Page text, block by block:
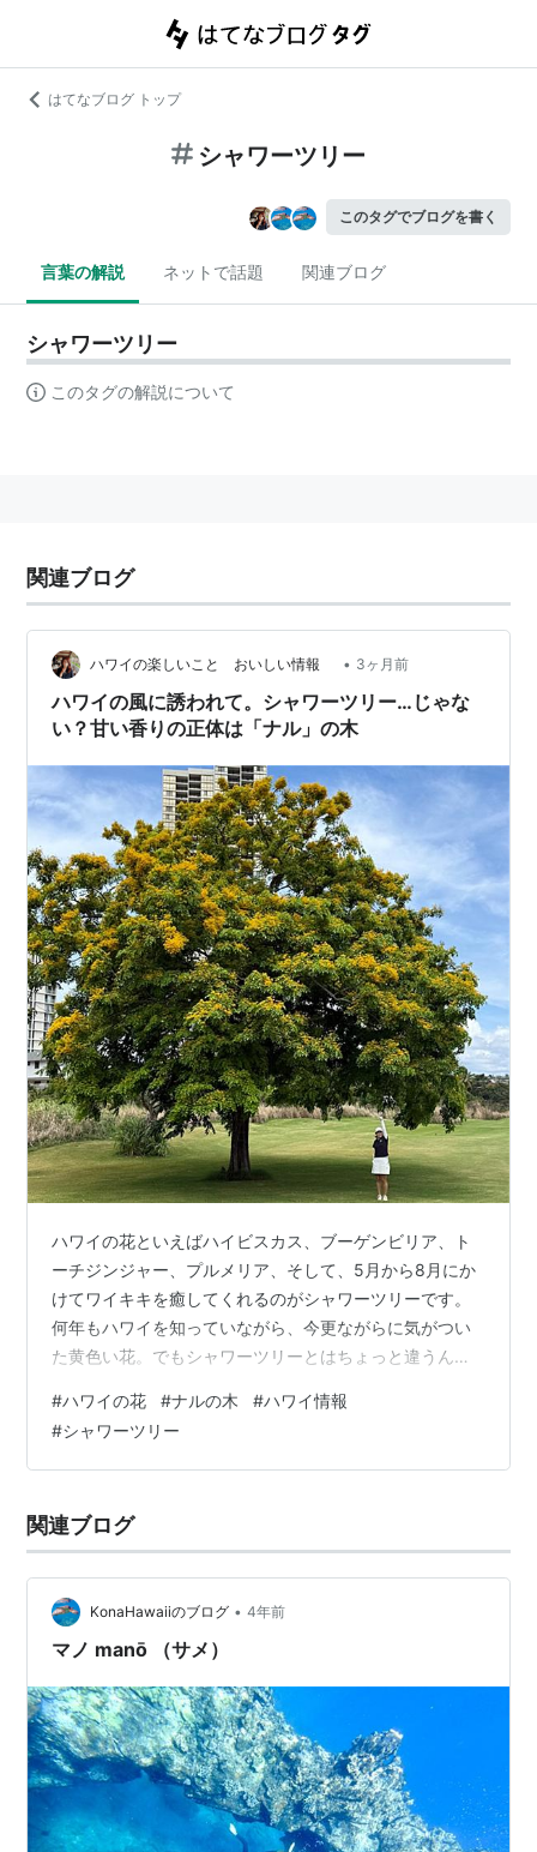
はてなブログ トップ
シャワーツリー
このタグでブログを書く
言葉の解説 ネットで話題 関連ブログ
シャワーツリー
このタグの解説について
関連ブログ
ハワイの楽しいこと おいしい情報 • 3ヶ月前
ハワイの風に誘われて。シャワーツリー…じゃな
い？甘い香りの正体は「ナル」の木
ハワイの花といえばハイビスカス、ブーゲンビリア、ト
ーチジンジャー、プルメリア、そして、5月から8月にか
けてワイキキを癒してくれるのがシャワーツリーです。
何年もハワイを知っていながら、今更ながらに気がつい
た黄色い花。でもシャワーツリーとはちょっと違うんで
しい。 ハワイでゴルフを楽しんでいたら、ふと鼻をくす
ぐる「驚くほど甘く、上品な香り」に出会ったんです。
今まで全く気がつかなかった💦 見上げると、青空に映え
かな？」と思ったけど、花が垂れ下がっていない。実は
これ、「ナル（Narra）」という別の…
#ハワイの花 #ナルの木 #ハワイ情報
#シャワーツリー
関連ブログ
KonaHawaiiのブログ • 4年前
マノ manō （サメ）